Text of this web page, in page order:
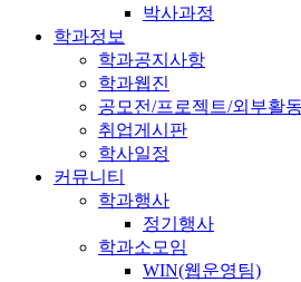
박사과정
학과정보
학과공지사항
학과웹진
공모전/프로젝트/외부활동
취업게시판
학사일정
커뮤니티
학과행사
정기행사
학과소모임
WIN(웹운영팀)